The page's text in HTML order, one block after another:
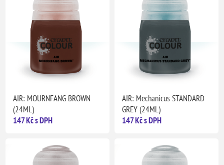
AIR: MOURNFANG BROWN
(24ML)
147 Kč s DPH
AIR: Mechanicus STANDARD
GREY (24ML)
147 Kč s DPH